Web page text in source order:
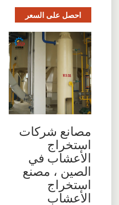
احصل على السعر
مصانع شركات
استخراج
الأعشاب في
الصين ، مصنع
استخراج
الأعشاب